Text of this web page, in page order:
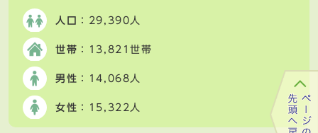
人口 ：29,390人
世帯 ：13,821世帯
男性 ：14,068人
女性 ：15,322人